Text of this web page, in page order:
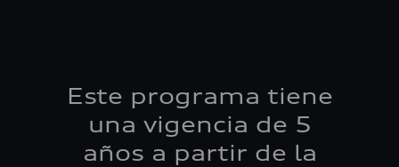
Este programa tiene
una vigencia de 5
años a partir de la